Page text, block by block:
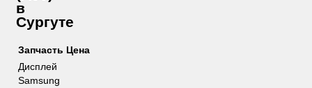
в
Сургуте
Запчасть Цена
Дисплей
Samsung